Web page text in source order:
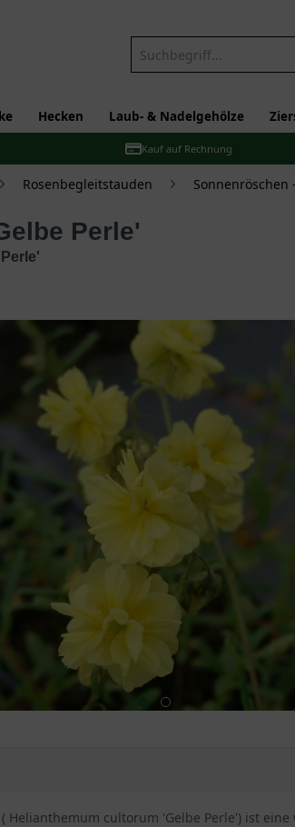
Hecken Laub- & Nadelgehölze
Kauf auf Rechnung
Rosenbegleitstauden Sonnenröschen
Perle'
( Helianthemum cultorum 'Gelbe Perle') ist